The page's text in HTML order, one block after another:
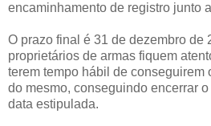
encaminhamento de registro junto
O prazo final é 31 de dezembro de
proprietários de armas fiquem
terem tempo hábil de conseguirem
do mesmo, conseguindo encerrar
data estipulada.